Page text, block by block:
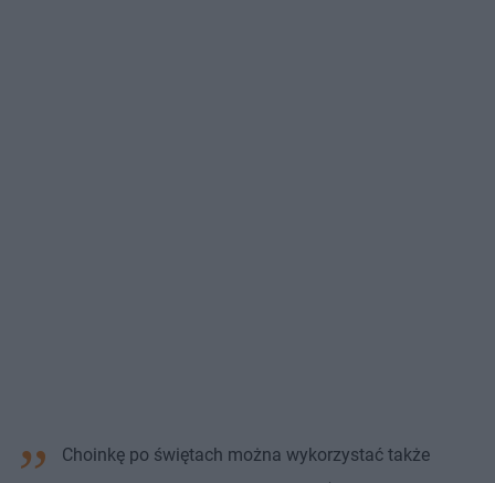
Choinkę po świętach można wykorzystać także